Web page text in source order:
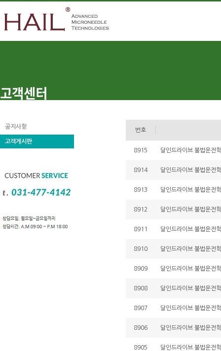
공지사항
고객게시판
번호
8915 달인드라이브 불법운전
8914 달인드라이브 불법운전
8913 달인드라이브 불법운전
8912 달인드라이브 불법운전
8911 달인드라이브 불법운전
8910 달인드라이브 불법운전
8909 달인드라이브 불법운전
8908 달인드라이브 불법운전
8907 달인드라이브 불법운전
8906 달인드라이브 불법운전
8905 달인드라이브 불법운전